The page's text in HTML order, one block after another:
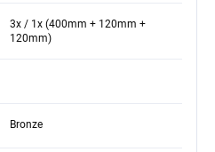
3x / 1x (400mm + 120mm +
120mm)
Bronze